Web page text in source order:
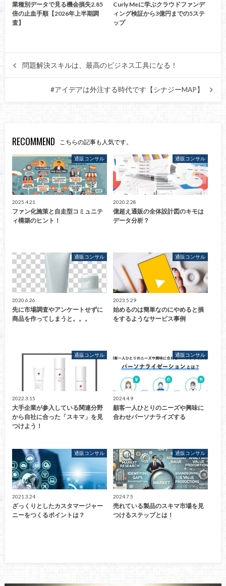
業種別データで見る機会損失2.85
倍の止血手順【2026年上半期調
査】
Curly Meに学ぶクラウドファンデ
ィング検証から3億円までの5ステ
ップ
問題解決スキルは、最高のビジネス工具になる！
#アイデアは外注する時代です【シナジーMAP】
RECOMMEND こちらの記事も人気です。
通販コンサル
2025.4.21
ファン化施策と自走型コミュニテ
ィ構築のヒント！
通販コンサル
2020.2.28
億超え通販の全体設計図のキモは
データ分析？
通販コンサル
2020.6.26
先に市場調査やアンケートせずに
商品を作ってしまうと。。。
通販コンサル
2023.5.29
始めるのは簡単なのにやめると損
をするようなサービス事例
通販コンサル
2022.3.15
大手企業が参入している関連分野
から自社に合った「スキマ」を見
つけよう！
通販コンサル
2024.4.9
顧客一人ひとりのニーズや興味に
合わせパーソナライズする
通販コンサル
2021.3.24
ざっくりとしたカスタマージャー
ニーをつくるポイントは？
通販コンサル
2024.7.5
売れている製品のスキマ市場を見
つけるステップとは！